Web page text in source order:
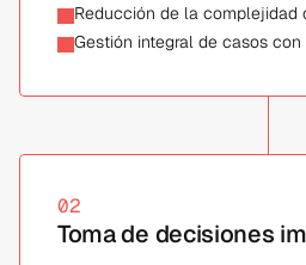
Reducción de la complejidad
Gestión integral de casos
02
Toma de decisiones